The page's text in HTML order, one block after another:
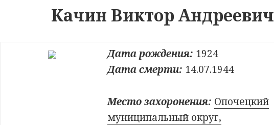
Качин Виктор Андреевич
Дата рождения: 1924
Дата смерти: 14.07.1944
Место захоронения: Опочецкий
муниципальный округ,